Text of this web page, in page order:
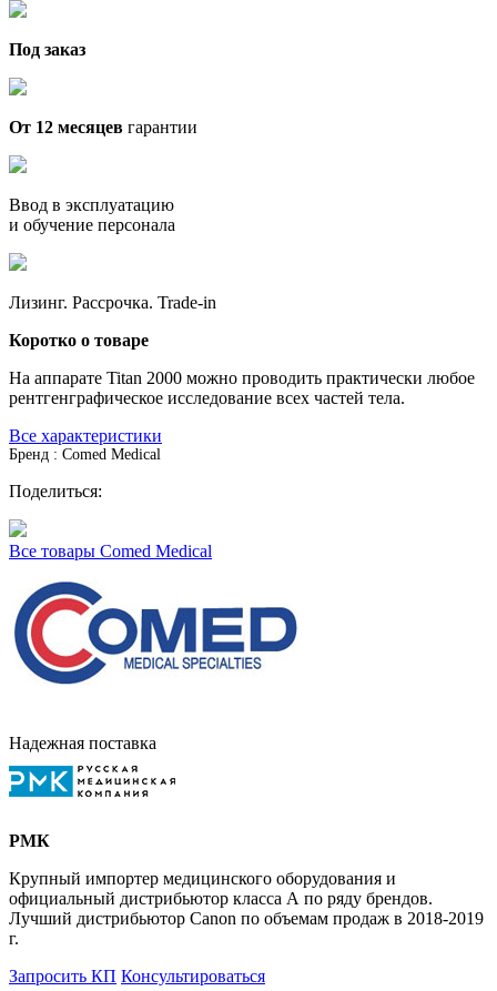
Под заказ
От 12 месяцев гарантии
Ввод в эксплуатацию
и обучение персонала
Лизинг. Рассрочка. Trade-in
Коротко о товаре
На аппарате Titan 2000 можно проводить практически любое
рентгенграфическое исследование всех частей тела.
Все характеристики
Бренд : Comed Medical
Поделиться:
Все товары Comed Medical
Надежная поставка
РМК
Крупный импортер медицинского оборудования и
официальный дистрибьютор класса А по ряду брендов.
Лучший дистрибьютор Canon по объемам продаж в 2018-2019
г.
Запросить КП Консультироваться